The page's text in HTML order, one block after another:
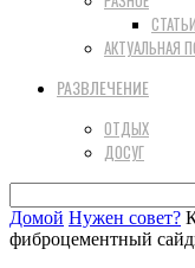
СТАТЬИ
АКТУАЛЬНАЯ
РАЗВЛЕЧЕНИЕ
ОТДЫХ
ДОСУГ
Домой Нужен совет?
фиброцементный